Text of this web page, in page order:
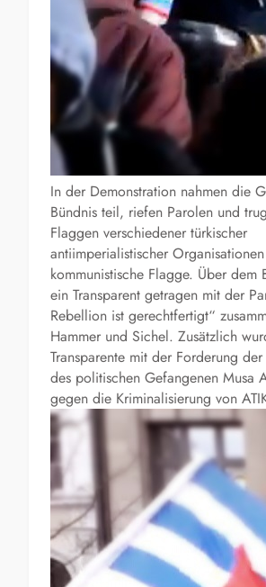
In der Demonstration nahmen die
Bündnis teil, riefen Parolen und
Flaggen verschiedener türkischer
antiimperialistischer
kommunistische Flagge. Über dem
ein Transparent getragen mit der
Rebellion ist gerechtfertigt“
Hammer und Sichel. Zusätzlich
Transparente mit der Forderung der
des politischen Gefangenen Musa
gegen die Kriminalisierung von